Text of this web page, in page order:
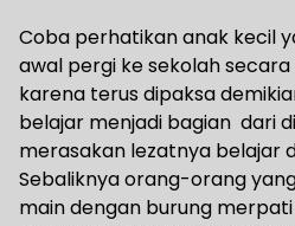
Coba perhatikan anak kecil
awal pergi ke sekolah
karena terus dipaksa
belajar menjadi bagian dari
merasakan lezatnya belajar
Sebaliknya orang-orang
main dengan burung